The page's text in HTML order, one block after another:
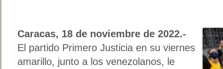
Caracas, 18 de noviembre de 2022.-
El partido Primero Justicia en su viernes
amarillo, junto a los venezolanos, le